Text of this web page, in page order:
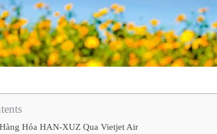
Hóa HAN-XUZ Qua Vietjet Air